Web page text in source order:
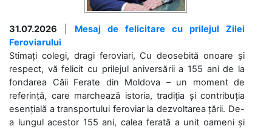
31.07.2026
Mesaj de felicitare cu prilejul Zilei
Feroviarului
Stimați colegi, dragi feroviari, Cu deosebită onoare și
respect, vă felicit cu prilejul aniversării a 155 ani de la
fondarea Căii Ferate din Moldova – un moment de
referință, care marchează istoria, tradiția și contribuția
esențială a transportului feroviar la dezvoltarea țării. De-
a lungul acestor 155 ani, calea ferată a unit oameni și